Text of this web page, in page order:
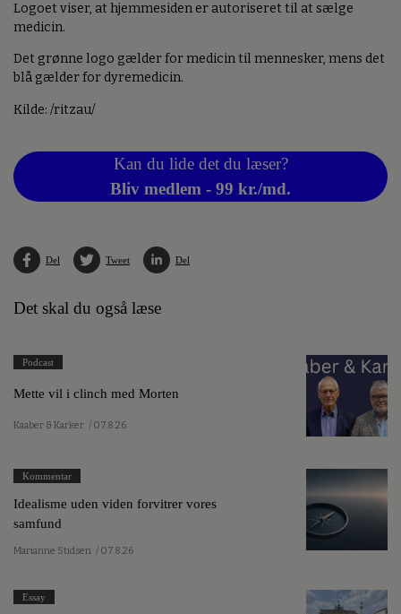
Logoet viser, at hjemmesiden er autoriseret til at sælge
medicin.
Det grønne logo gælder for medicin til mennesker, mens det
blå gælder for dyremedicin.
Kilde: /ritzau/
Kan du lide det du læser?
Bliv medlem - 99 kr./md.
Del Tweet Del
Det skal du også læse
Podcast
Mette vil i clinch med Morten
Kaaber & Karker / 07.8.26
Kommentar
Idealisme uden viden forvitrer vores
samfund
Marianne Stidsen / 07.8.26
Essay